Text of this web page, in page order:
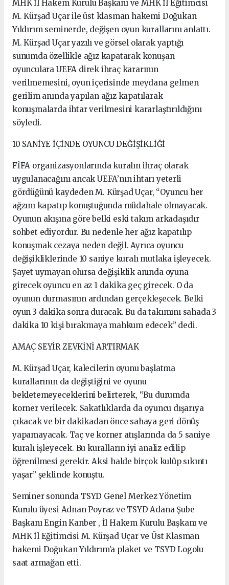
MHK İl Hakem Kurulu Başkanı ve MHK İl Eğitimcisi
M. Kürşad Uçar ile üst klasman hakemi Doğukan
Yıldırım seminerde, değişen oyun kurallarını anlattı.
M. Kürşad Uçar yazılı ve görsel olarak yaptığı
sunumda özellikle ağız kapatarak konuşan
oyunculara UEFA direk ihraç kararının
verilmemesini, oyun içerisinde meydana gelmen
gerilim anında yapılan ağız kapatılarak
konuşmalarda ihtar verilmesini kararlaştırıldığını
söyledi.
10 SANİYE İÇİNDE OYUNCU DEĞİŞİKLİĞİ
FİFA organizasyonlarında kuralın ihraç olarak
uygulanacağını ancak UEFA’nın ihtarı yeterli
gördüğünü kaydeden M. Kürşad Uçar, “Oyuncu her
ağzını kapatıp konuştuğunda müdahale olmayacak.
Oyunun akışına göre belki eski takım arkadaşıdır
sohbet ediyordur. Bu nedenle her ağız kapatılıp
konuşmak cezaya neden değil. Ayrıca oyuncu
değişikliklerinde 10 saniye kuralı mutlaka işleyecek.
Şayet uymayan olursa değişiklik anında oyuna
girecek oyuncu en az 1 dakika geç girecek. O da
oyunun durmasının ardından gerçekleşecek. Belki
oyun 3 dakika sonra duracak. Bu da takımını sahada 3
dakika 10 kişi bırakmaya mahkum edecek” dedi.
AMAÇ SEYİR ZEVKİNİ ARTIRMAK
M. Kürşad Uçar, kalecilerin oyunu başlatma
kurallarının da değiştiğini ve oyunu
bekletemeyeceklerini belirterek, “Bu durumda
korner verilecek. Sakatlıklarda da oyuncu dışarıya
çıkacak ve bir dakikadan önce sahaya geri dönüş
yapamayacak. Taç ve korner atışlarında da 5 saniye
kuralı işleyecek. Bu kuralların iyi analiz edilip
öğrenilmesi gerekir. Aksi halde birçok kulüp sıkıntı
yaşar” şeklinde konuştu.
Seminer sonunda TSYD Genel Merkez Yönetim
Kurulu üyesi Adnan Poyraz ve TSYD Adana Şube
Başkanı Engin Kanber , İl Hakem Kurulu Başkanı ve
MHK İl Eğitimcisi M. Kürşad Uçar ve Üst Klasman
hakemi Doğukan Yıldırım’a plaket ve TSYD Logolu
saat armağan etti.